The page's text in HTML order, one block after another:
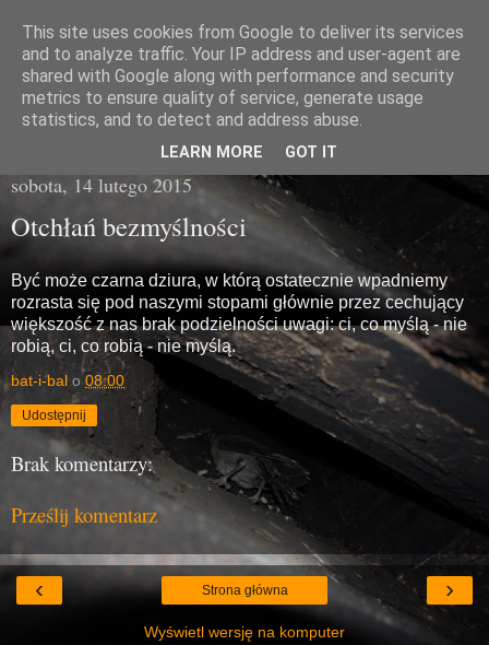
Miasto Gówna
brzydka prawda z poziomu chodnika
sobota, 14 lutego 2015
Otchłań bezmyślności
Być może czarna dziura, w którą ostatecznie wpadniemy
rozrasta się pod naszymi stopami głównie przez cechujący
większość z nas brak podzielności uwagi: ci, co myślą - nie
robią, ci, co robią - nie myślą.
bat-i-bal o 08:00
Udostępnij
Brak komentarzy:
Prześlij komentarz
‹ ›
Strona główna
Wyświetl wersję na komputer
This site uses cookies from Google to deliver its services
and to analyze traffic. Your IP address and user-agent are
shared with Google along with performance and security
metrics to ensure quality of service, generate usage
statistics, and to detect and address abuse.
LEARN MORE GOT IT